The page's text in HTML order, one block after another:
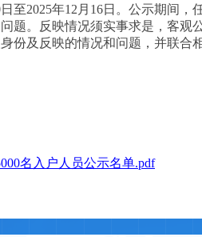
至2025年12月16日。公示期间
题。反映情况须实事求是，客观
份及反映的情况和问题，并联合
名入户人员公示名单.pdf